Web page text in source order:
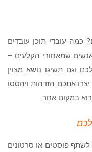
כמה עובדי תוכן עובדים
שמאחורי הקלעים –
וגם תשיגו נושא מצוין
אתכם הזדהות ויהססו
במקום אחר.
לשתף פוסטים או סרטונים